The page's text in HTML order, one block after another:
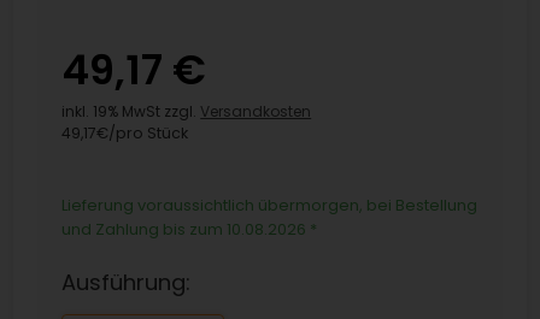
49,17 €
inkl. 19% MwSt zzgl. Versandkosten
49,17€/pro Stück
Lieferung voraussichtlich übermorgen, bei Bestellung
und Zahlung bis zum 10.08.2026 *
Ausführung: